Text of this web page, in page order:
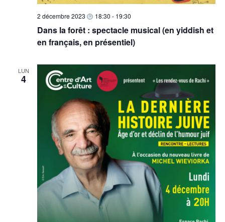
Dans la forêt : spectacle musical (en yiddish et
en français, en présentiel)
2 décembre 2023 18:30 - 19:30
LUN
4